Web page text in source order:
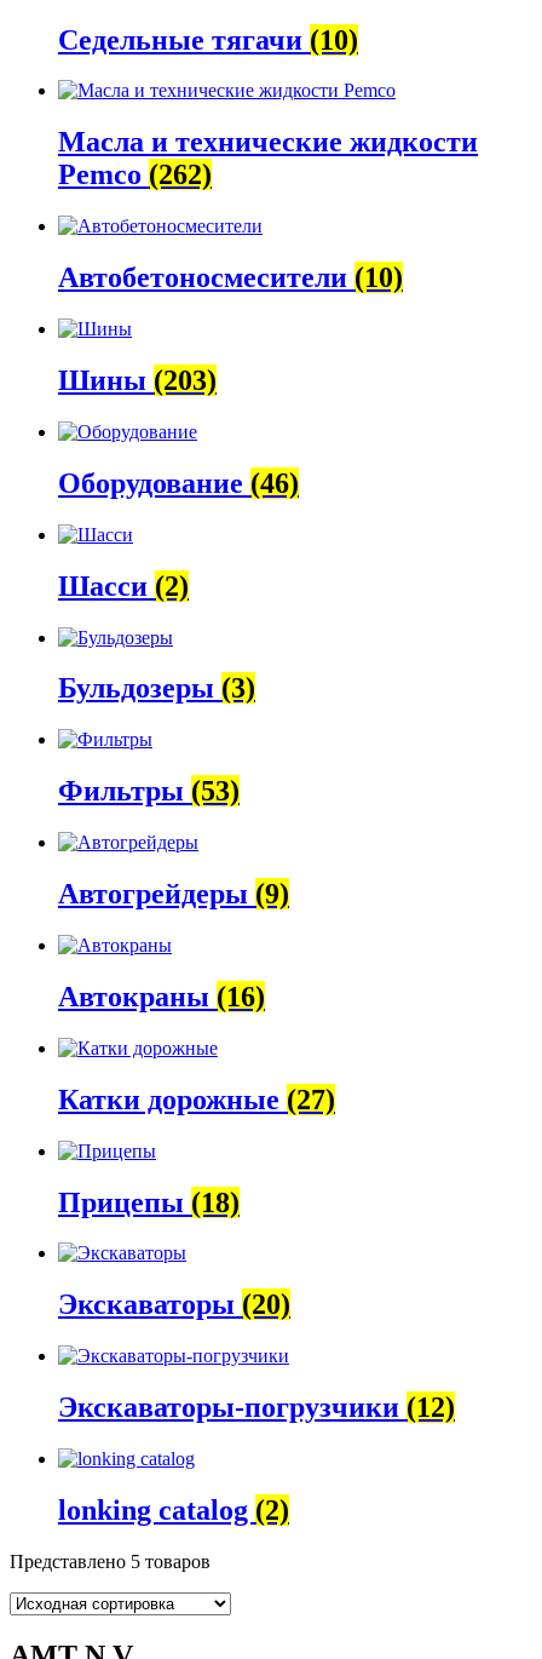
Седельные тягачи (10)
Масла и технические жидкости
Pemco (262)
Автобетоно­смесители (10)
Шины (203)
Оборудование (46)
Шасси (2)
Бульдозеры (3)
Фильтры (53)
Автогрейдеры (9)
Автокраны (16)
Катки дорожные (27)
Прицепы (18)
Экскаваторы (20)
Экскаваторы-погрузчики (12)
lonking catalog (2)
Представлено 5 товаров